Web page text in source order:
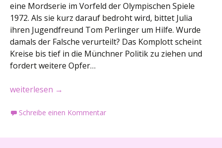
eine Mordserie im Vorfeld der Olympischen Spiele
1972. Als sie kurz darauf bedroht wird, bittet Julia
ihren Jugendfreund Tom Perlinger um Hilfe. Wurde
damals der Falsche verurteilt? Das Komplott scheint
Kreise bis tief in die Münchner Politik zu ziehen und
fordert weitere Opfer…
Buchvorstellung: Das Ludwig Thoma Komplott
weiterlesen →
Schreibe einen Kommentar